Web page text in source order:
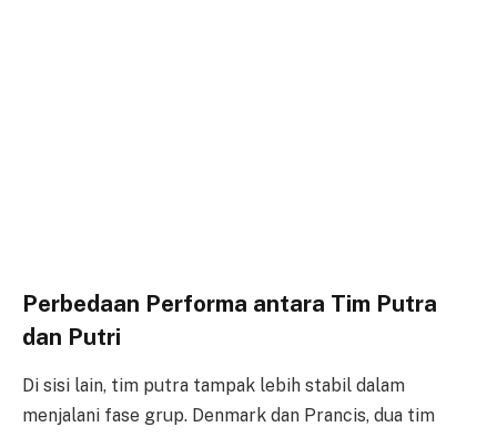
Perbedaan Performa antara Tim Putra
dan Putri
Di sisi lain, tim putra tampak lebih stabil dalam
menjalani fase grup. Denmark dan Prancis, dua tim